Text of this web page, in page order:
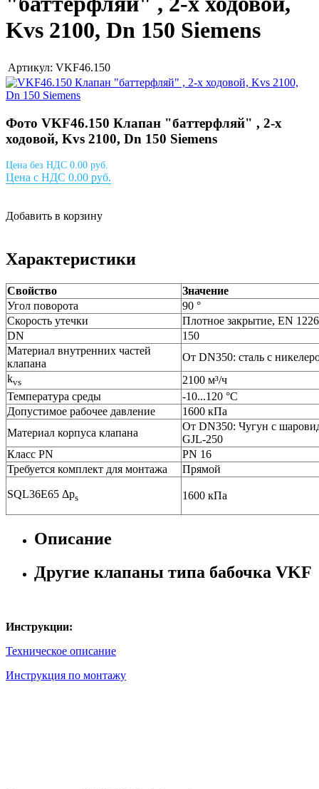
Kvs 2100, Dn 150 Siemens
Артикул: VKF46.150
Фото VKF46.150 Клапан "баттерфляй" , 2-х
ходовой, Kvs 2100, Dn 150 Siemens
Цена без НДС 0.00 руб.
Цена с НДС 0.00 руб.
Добавить в корзину
Характеристики
Свойство
Значение
Угол поворота
90 °
Скорость утечки
Плотное закрытие, EN
DN
150
Материал внутренних частeй
клапана
От DN350: сталь с
kvs
2100 м³/ч
Температура среды
-10...120 °C
Допустимое рабочее давление
1600 кПа
Материал корпуса клапана
От DN350: Чугун с
GJL-250
Класс PN
PN 16
Требуется комплект для монтажа
Прямой
SQL36E65 Δps 1600 кПа
Описание
Другие клапаны типа бабочка VKF
Инструкции:
Техническое описание
Инструкция по монтажу